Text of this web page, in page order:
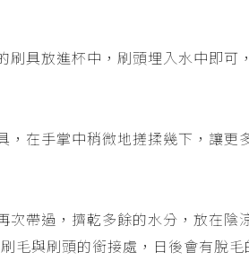
刷具放進杯中，刷頭埋入水中即可
，在手掌中稍微地搓揉幾下，讓更
次帶過，擠乾多餘的水分，放在陰
毛與刷頭的銜接處，日後會有脫毛